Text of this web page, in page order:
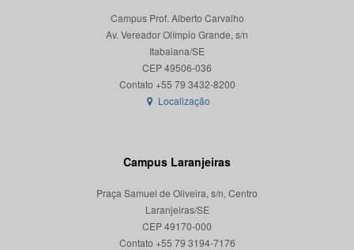
Campus Prof. Alberto Carvalho
Av. Vereador Olímpio Grande, s/n
Itabaiana/SE
CEP 49506-036
Localização
Campus Laranjeiras
Praça Samuel de Oliveira, s/n, Centro
Laranjeiras/SE
CEP 49170-000